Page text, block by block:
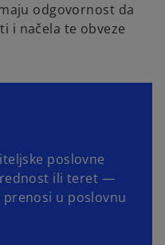
odgovornost da
i načela te obveze
poslovne
ili teret —
u poslovnu